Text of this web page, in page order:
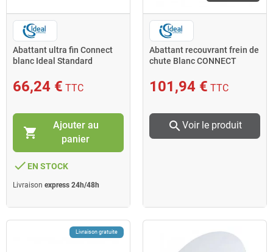
Abattant ultra fin Connect
blanc Ideal Standard
66,24 € TTC
shopping_cart
Ajouter au
panier
done EN STOCK
Livraison express 24h/48h
Abattant recouvrant frein de
chute Blanc CONNECT
101,94 € TTC
search Voir le produit
Livraison gratuite